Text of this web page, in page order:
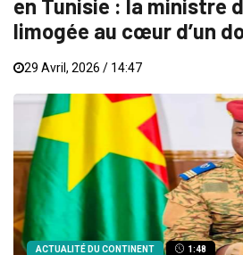
en Tunisie : la ministre
limogée au cœur d’un
29 Avril, 2026 / 14:47
ACTUALITÉ DU CONTINENT 1:48